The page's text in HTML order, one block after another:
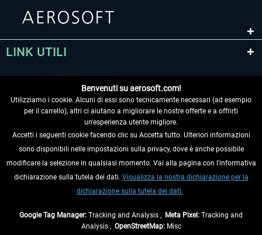
LINK UTILI
RECEDERE DAL CONTRATTO
INFORMAZIONI
Benvenuti su aerosoft.com!
Utilizziamo i cookie. Alcuni di essi sono tecnicamente necessari (ad esempio
per il carrello), altri ci aiutano a migliorare le nostre offerte e a offrirti
un'esperienza utente migliore.
Accetti i seguenti cookie facendo clic su Accetta tutto. Ulteriori informazioni
sono disponibili nelle impostazioni sulla privacy, dove è anche possibile
modificare la selezione in qualsiasi momento. Vai alla pagina con l'informativa
dichiarazione sulla tutela dei dati. Visualizza la nostra dichiarazione per la
dichiarazione sulla tutela dei dati.
Google Tag Manager: Tracking and Analysis , Meta Pixel: Tracking and
Analysis , OpenStreetMap:Misc